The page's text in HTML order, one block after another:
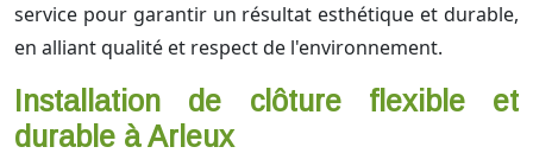
service pour garantir un résultat esthétique et durable,
en alliant qualité et respect de l'environnement.
Installation de clôture flexible et
durable à Arleux